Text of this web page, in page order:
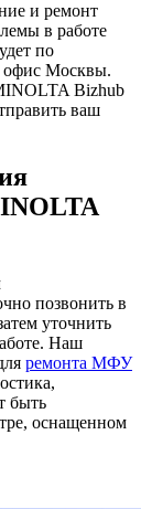
и ремонт
в работе
по
офис Москвы.
Bizhub
ваш
позвонить в
уточнить
Наш
ремонта МФУ
быть
оснащенном